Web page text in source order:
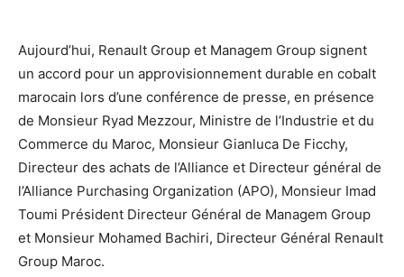
Aujourd’hui, Renault Group et Managem Group signent
un accord pour un approvisionnement durable en cobalt
marocain lors d’une conférence de presse, en présence
de Monsieur Ryad Mezzour, Ministre de l’Industrie et du
Commerce du Maroc, Monsieur Gianluca De Ficchy,
Directeur des achats de l’Alliance et Directeur général de
l’Alliance Purchasing Organization (APO), Monsieur Imad
Toumi Président Directeur Général de Managem Group
et Monsieur Mohamed Bachiri, Directeur Général Renault
Group Maroc.